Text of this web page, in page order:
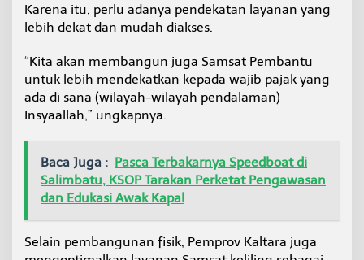
Karena itu, perlu adanya pendekatan layanan yang
lebih dekat dan mudah diakses.
“Kita akan membangun juga Samsat Pembantu
untuk lebih mendekatkan kepada wajib pajak yang
ada di sana (wilayah-wilayah pendalaman)
Insyaallah,” ungkapnya.
Baca Juga : Pasca Terbakarnya Speedboat di
Salimbatu, KSOP Tarakan Perketat Pengawasan
dan Edukasi Awak Kapal
Selain pembangunan fisik, Pemprov Kaltara juga